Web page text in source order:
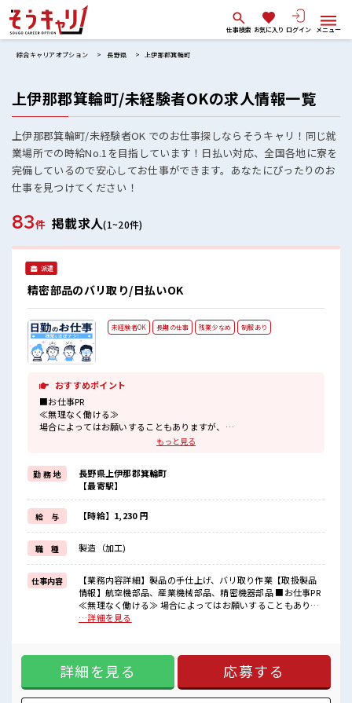
仕事検索 お気に入り ログイン メニュー
綜合キャリアオプション 長野県 上伊那郡箕輪町
上伊那郡箕輪町/未経験者OKの求人情報一覧
上伊那郡箕輪町/未経験者OK でのお仕事探しならそうキャリ！同じ就
業場所での時給No.1を目指しています！日払い対応、全国各地に寮を
完備しているので安心してお仕事ができます。あなたにぴったりのお
仕事を見つけてください！
83件 掲載求人(1~20件)
派遣
精密部品のバリ取り/日払いOK
未経験者OK 長期の仕事 残業少なめ 制服あり
おすすめポイント
■お仕事PR
≪無理なく働ける≫
場合によってはお願いすることもありますが、
制服があるので、
毎日の服装の悩み解消♪
≪初めての仕事だけど自分にもできそう≫
新しいことにチャレンジするのは不安だけど、
しっかり働く環境が整っています！
イチからスキルUP・ステップUP目指していきましょう！
≪自分に合った期間で働ける≫
福利厚生が整った派遣のお仕事です！
■職場の雰囲気
残業は少なめ！
たまに残業するくらいなら…という方、
応募お待ちしております！
もっと見る
勤 務 地
長野県上伊那郡箕輪町
【最寄駅】
給 与 【時給】1,230 円
職 種 製造（加工)
仕事内容
【業務内容詳細】製品の手仕上げ、バリ取り作業【取扱製品
情報】航空機部品、産業機械部品、精密機器部品 ■お仕事PR
≪無理なく働ける≫ 場合によってはお願いすることもありま
すが、 残業はほとんどナシ！ ≪動きやすい制服アリ≫ 制服が
ど、 しっかり働く環境が整っています！ イチからスキルUP・
ステップUP目指していきましょう！ ≪自分に合った期間で働
ける≫ 福利厚生が整った派遣のお仕事です！ ■職場の雰囲気
残業は少なめ！ たまに残業するくらいなら…という方、 応募
…詳細を見る
詳細を見る 応募する